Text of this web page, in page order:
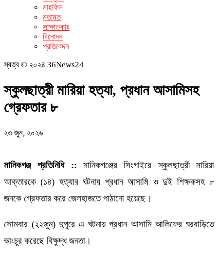
মাহফিল
মতামত
সাক্ষাতকার
বিনোদন
প্রতিবেদন
স্বত্ব © ২০২৪ 36News24
স্কুলছাত্রী মারিয়া হত্যা, প্রধান আসামিসহ
গ্রেফতার ৮
২৩ জুন, ২০২৬
মানিকগঞ্জ প্রতিনিধি :: মানিকগঞ্জের সিংগাইরে স্কুলছাত্রী মারিয়া
আক্তারকে (১৪) হত্যার ঘটনায় প্রধান আসামি ও দুই শিক্ষকসহ ৮
জনকে গ্রেফতার করে জেলহাজতে পাঠানো হয়েছে।
সোমবার (২২জুন) দুপুরে এ ঘটনায় প্রধান আসামি আলিফের ঘরবাড়িতে
ভাংচুর করেছে বিক্ষুদ্ধ জনতা।